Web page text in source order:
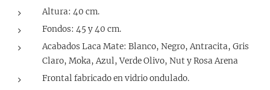
Altura: 40 cm.
Fondos: 45 y 40 cm.
Acabados Laca Mate: Blanco, Negro, Antracita, Gris
Claro, Moka, Azul, Verde Olivo, Nut y Rosa Arena
Frontal fabricado en vidrio ondulado.